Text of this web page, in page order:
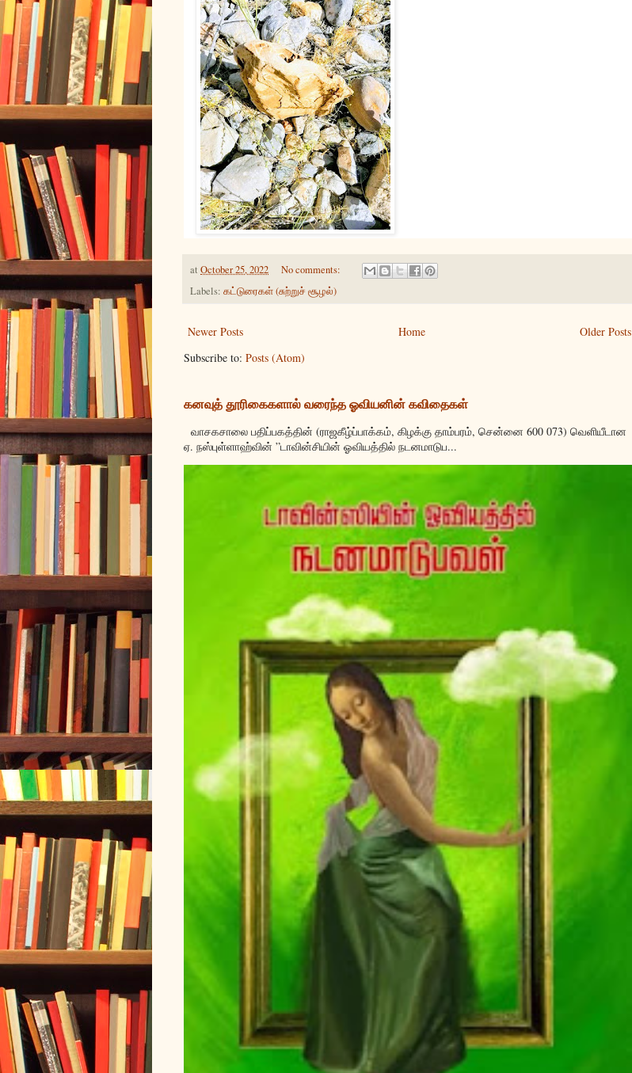
at October 25, 2022
No comments:
Labels: கட்டுரைகள் (சுற்றுச் சூழல்)
Newer Posts Older Posts
Home
Subscribe to: Posts (Atom)
கனவுத் தூரிகைகளால் வரைந்த ஓவியனின் கவிதைகள்
வாசகசாலை பதிப்பகத்தின் (ராஜகீழ்ப்பாக்கம், கிழக்கு தாம்பரம், சென்னை 600 073) வெளியீடான
ஏ. நஸ்புள்ளாஹ்வின் ”டாவின்சியின் ஓவியத்தில் நடனமாடுப...